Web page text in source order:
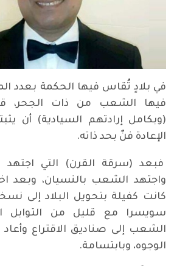
في بلادٍ تُقاس فيها الحكمة بعدد
فيها الشعب من ذات الجحر،
(وبكامل إرادتهم السيادية) أن
الإعادة فنٌ بحد ذاته.
فبعد (سرقة القرن) التي
واجتهد الشعب بالنسيان، وبعد
كانت كفيلة بتحويل البلاد إلى
سويسرا مع قليل من التوابل
الشعب إلى صناديق الاقتراع
الوجوه، وبابتسامة.